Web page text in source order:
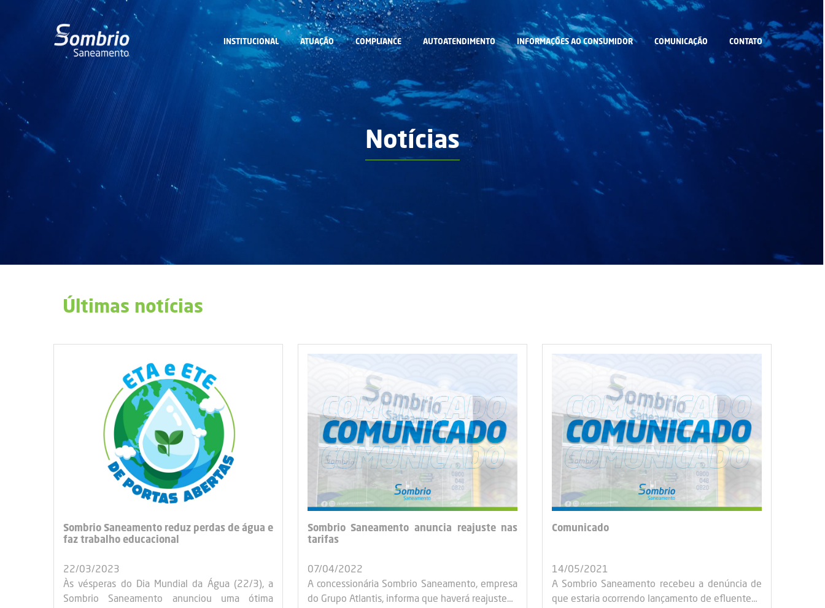
INSTITUCIONAL ATUAÇÃO COMPLIANCE AUTOATENDIMENTO INFORMAÇÕES AO CONSUMIDOR COMUNICAÇÃO CONTATO
Notícias
Últimas notícias
Sombrio Saneamento reduz perdas de água e
faz trabalho educacional
22/03/2023
Às vésperas do Dia Mundial da Água (22/3), a
Sombrio Saneamento anunciou uma ótima
Sombrio Saneamento anuncia reajuste nas
tarifas
07/04/2022
A concessionária Sombrio Saneamento, empresa
do Grupo Atlantis, informa que haverá reajuste…
Comunicado
14/05/2021
A Sombrio Saneamento recebeu a denúncia de
que estaria ocorrendo lançamento de efluente…